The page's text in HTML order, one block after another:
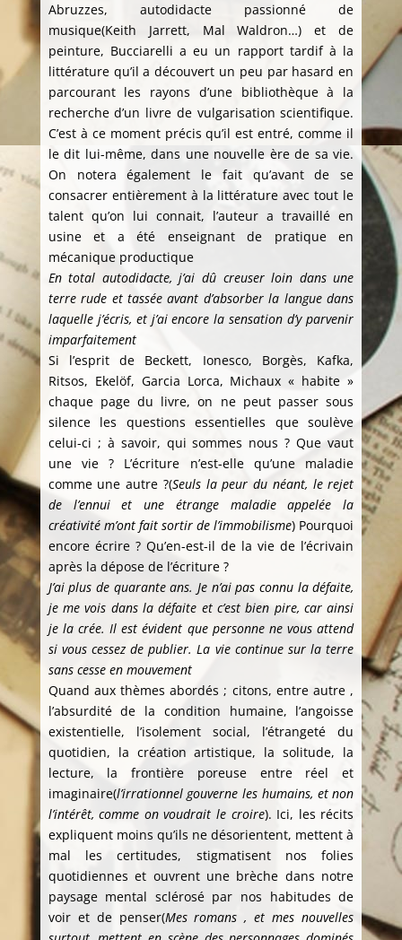
Abruzzes, autodidacte passionné de
musique(Keith Jarrett, Mal Waldron…) et de
peinture, Bucciarelli a eu un rapport tardif à la
littérature qu’il a découvert un peu par hasard en
parcourant les rayons d’une bibliothèque à la
recherche d’un livre de vulgarisation scientifique.
C’est à ce moment précis qu’il est entré, comme il
le dit lui-même, dans une nouvelle ère de sa vie.
On notera également le fait qu’avant de se
consacrer entièrement à la littérature avec tout le
talent qu’on lui connait, l’auteur a travaillé en
usine et a été enseignant de pratique en
mécanique productique
En total autodidacte, j’ai dû creuser loin dans une
terre rude et tassée avant d’absorber la langue dans
laquelle j’écris, et j’ai encore la sensation d’y parvenir
imparfaitement
Si l’esprit de Beckett, Ionesco, Borgès, Kafka,
Ritsos, Ekelöf, Garcia Lorca, Michaux « habite »
chaque page du livre, on ne peut passer sous
silence les questions essentielles que soulève
celui-ci ; à savoir, qui sommes nous ? Que vaut
une vie ? L’écriture n’est-elle qu’une maladie
comme une autre ?(Seuls la peur du néant, le rejet
de l’ennui et une étrange maladie appelée la
créativité m’ont fait sortir de l’immobilisme) Pourquoi
encore écrire ? Qu’en-est-il de la vie de l’écrivain
après la dépose de l’écriture ?
J’ai plus de quarante ans. Je n’ai pas connu la défaite,
je me vois dans la défaite et c’est bien pire, car ainsi
je la crée. Il est évident que personne ne vous attend
si vous cessez de publier. La vie continue sur la terre
sans cesse en mouvement
Quand aux thèmes abordés ; citons, entre autre ,
l’absurdité de la condition humaine, l’angoisse
existentielle, l’isolement social, l’étrangeté du
quotidien, la création artistique, la solitude, la
lecture, la frontière poreuse entre réel et
imaginaire(l’irrationnel gouverne les humains, et non
l’intérêt, comme on voudrait le croire). Ici, les récits
expliquent moins qu’ils ne désorientent, mettent à
mal les certitudes, stigmatisent nos folies
quotidiennes et ouvrent une brèche dans notre
paysage mental sclérosé par nos habitudes de
voir et de penser(Mes romans , et mes nouvelles